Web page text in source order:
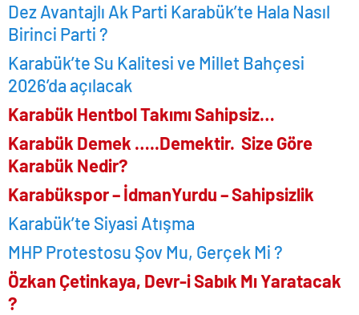
Dez Avantajlı Ak Parti Karabük’te Hala Nasıl
Birinci Parti ?
Karabük’te Su Kalitesi ve Millet Bahçesi
2026’da açılacak
Karabük Hentbol Takımı Sahipsiz…
Karabük Demek …..Demektir. Size Göre
Karabük Nedir?
Karabükspor – İdmanYurdu – Sahipsizlik
Karabük’te Siyasi Atışma
MHP Protestosu Şov Mu, Gerçek Mi ?
Özkan Çetinkaya, Devr-i Sabık Mı Yaratacak
?